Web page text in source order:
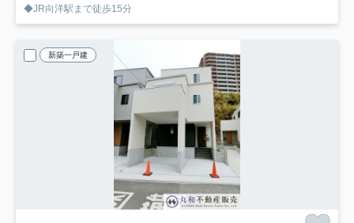
◆JR向洋駅まで徒歩15分
新築一戸建